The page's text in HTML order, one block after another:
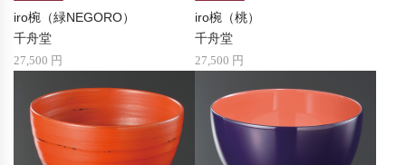
iro椀（緑NEGORO）
千舟堂
27,500 円
iro椀（桃）
千舟堂
27,500 円